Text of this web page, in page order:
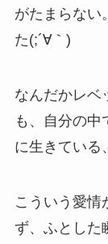
がたまらな
た(;´∀｀)
なんだかレベ
も、自分の中
に生きている
こういう愛情
ず、ふとした